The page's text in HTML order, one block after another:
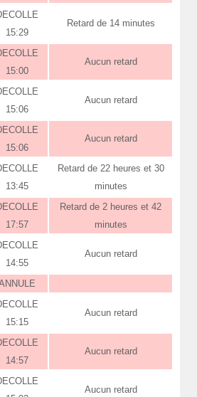
15:29
Retard de 14 minutes
15:00
Aucun retard
15:06
Aucun retard
15:06
Aucun retard
13:45
Retard de 22 heures et 30
minutes
17:57
Retard de 2 heures et 42
minutes
14:55
Aucun retard
15:15
Aucun retard
14:57
Aucun retard
Aucun retard